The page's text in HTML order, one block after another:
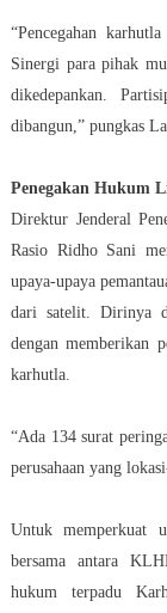
“Pencegahan
Sinergi para pihak
dikedepankan.
dibangun,” pungkas
Penegakan Hukum
Direktur Jenderal
Rasio Ridho Sani
upaya-upaya
dari satelit. Dirinya
dengan memberikan
karhutla.
“Ada 134 surat
perusahaan yang
Untuk memperkuat
bersama antara
hukum terpadu